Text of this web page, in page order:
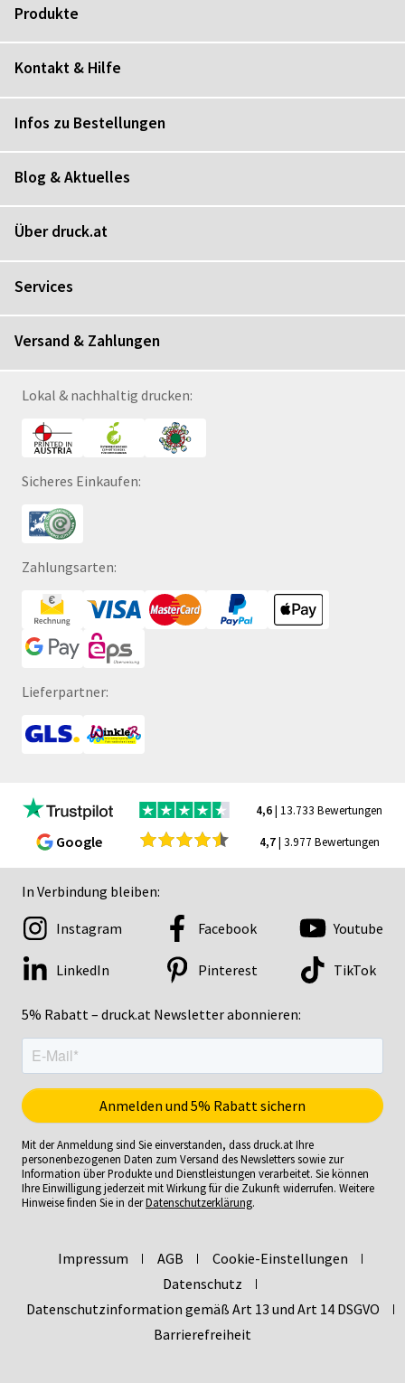
Produkte
Kontakt & Hilfe
Infos zu Bestellungen
Blog & Aktuelles
Über druck.at
Services
Versand & Zahlungen
Lokal & nachhaltig drucken:
Sicheres Einkaufen:
Zahlungsarten:
Lieferpartner:
4,6| 13.733 Bewertungen
Google 4,7| 3.977 Bewertungen
In Verbindung bleiben:
5% Rabatt – druck.at Newsletter abonnieren:
Instagram Facebook Youtube
LinkedIn Pinterest TikTok
Mit der Anmeldung sind Sie einverstanden, dass druck.at Ihre
personenbezogenen Daten zum Versand des Newsletters sowie zur
Information über Produkte und Dienstleistungen verarbeitet. Sie können
Ihre Einwilligung jederzeit mit Wirkung für die Zukunft widerrufen. Weitere
Hinweise finden Sie in derDatenschutzerklärung.
Impressum AGB
Cookie-Einstellungen
Datenschutz
Datenschutzinformation gemäß Art 13 und Art 14 DSGVO
Barrierefreiheit